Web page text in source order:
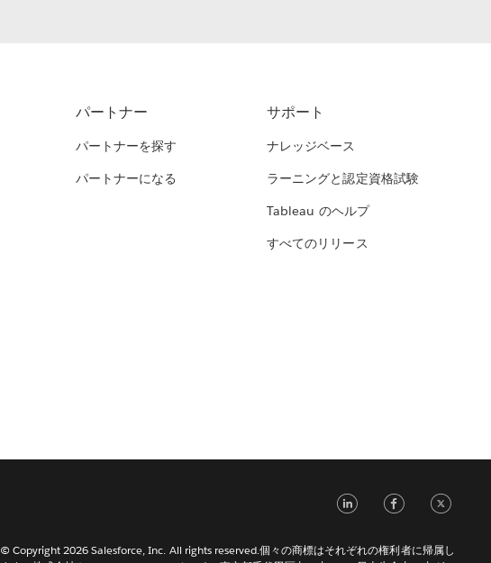
パートナー
パートナーを探す
パートナーになる
サポート
ナレッジベース
ラーニングと認定資格試験
Tableau のヘルプ
すべてのリリース
LinkedIn
© Copyright 2026 Salesforce, Inc. All rights reserved.個々の商標はそれぞれの権利者に帰属し